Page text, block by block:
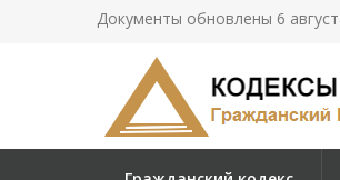
Документы обновлены 6